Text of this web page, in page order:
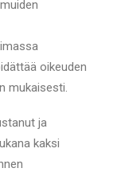
oikeuden
mukaisesti.
ja
kaksi